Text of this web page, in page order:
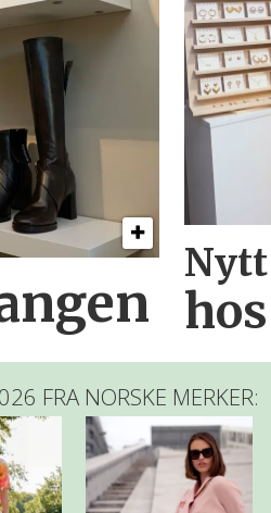
FRA NORSKE MERKER: